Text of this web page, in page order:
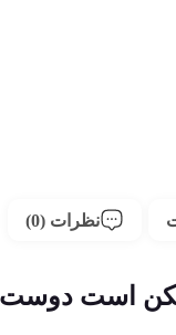
نظرات (0)
است دوست